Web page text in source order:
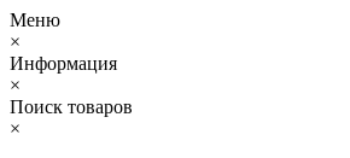
Меню
×
Информация
×
Поиск товаров
×